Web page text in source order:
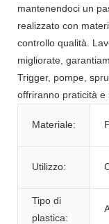
mantenendoci un
realizzato con
controllo qualità.
migliorate,
Trigger, pompe,
offriranno praticità e
Materiale:
Utilizzo:
Tipo di
plastica: